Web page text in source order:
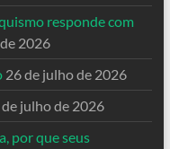
responde com
2026
26 de julho de 2026
julho de 2026
por que seus